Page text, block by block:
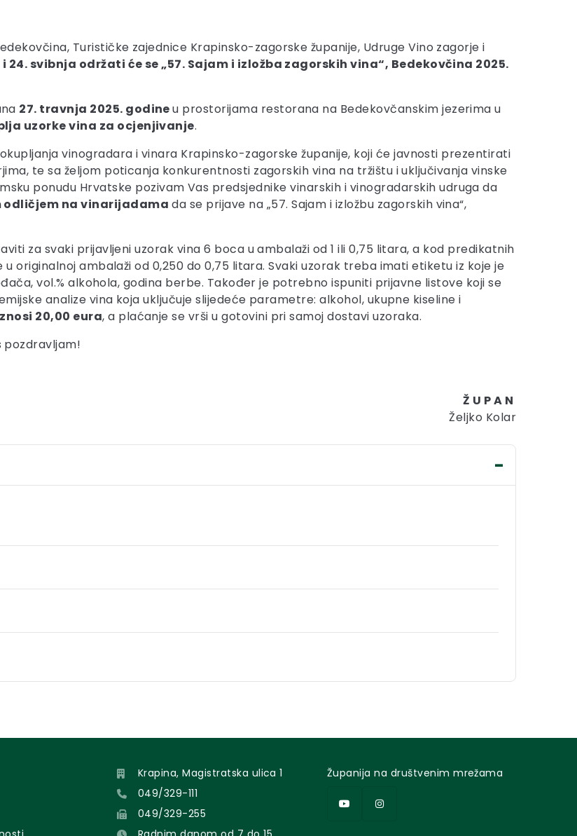
Turističke zajednice Krapinsko-zagorske županije, Udruge Vino zagorje i
i 24. svibnja održati će se „57. Sajam i izložba zagorskih vina“, Bedekovčina 2025.
27. travnja 2025. godineu prostorijama restorana na Bedekovčanskim jezerima u
uzorke vina za ocjenjivanje.
vinogradara i vinara Krapinsko-zagorske županije, koji će javnosti prezentirati
te sa željom poticanja konkurentnosti zagorskih vina na tržištu i uključivanja vinske
ponudu Hrvatske pozivam Vas predsjednike vinarskih i vinogradarskih udruga da
na vinarijadama da se prijave na „57. Sajam i izložbu zagorskih vina“,
za svaki prijavljeni uzorak vina 6 boca u ambalaži od 1 ili 0,75 litara, a kod predikatnih
originalnoj ambalaži od 0,250 do 0,75 litara. Svaki uzorak treba imati etiketu iz koje je
vol.% alkohola, godina berbe. Također je potrebno ispuniti prijavne listove koji se
analize vina koja uključuje slijedeće parametre: alkohol, ukupne kiseline i
20,00 eura, a plaćanje se vrši u gotovini pri samoj dostavi uzoraka.
pozdravljam!
Ž U P A N
Željko Kolar
Krapina, Magistratska ulica 1
049/329-111
049/329-255
Županija na društvenim mrežama